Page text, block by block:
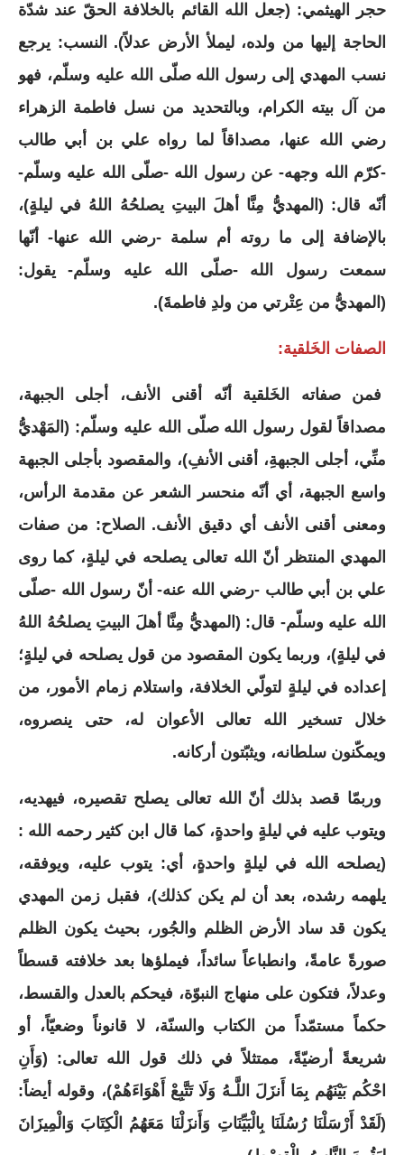
حجر الهيثمي: (جعل الله القائم بالخلافة الحقّ عند شدّة
الحاجة إليها من ولده، ليملأ الأرض عدلاً). النسب: يرجع
نسب المهدي إلى رسول الله صلّى الله عليه وسلّم، فهو
من آل بيته الكرام، وبالتحديد من نسل فاطمة الزهراء
رضي الله عنها، مصداقاً لما رواه علي بن أبي طالب
-كرّم الله وجهه- عن رسول الله -صلّى الله عليه وسلّم-
أنّه قال: (المهديُّ مِنَّا أهلَ البيتِ يصلحُهُ اللهُ في ليلةٍ)،
بالإضافة إلى ما روته أم سلمة -رضي الله عنها- أنّها
سمعت رسول الله -صلّى الله عليه وسلّم- يقول:
(المهديُّ من عِتْرتي من ولدِ فاطمةَ).
الصفات الخَلقية:
فمن صفاته الخَلقية أنّه أقنى الأنف، أجلى الجبهة،
مصداقاً لقول رسول الله صلّى الله عليه وسلّم: (المَهْديُّ
منِّي، أجلى الجبهةِ، أقنى الأنفِ)، والمقصود بأجلى الجبهة
واسع الجبهة، أي أنّه منحسر الشعر عن مقدمة الرأس،
ومعنى أقنى الأنف أي دقيق الأنف. الصلاح: من صفات
المهدي المنتظر أنّ الله تعالى يصلحه في ليلةٍ، كما روى
علي بن أبي طالب -رضي الله عنه- أنّ رسول الله -صلّى
الله عليه وسلّم- قال: (المهديُّ مِنَّا أهلَ البيتِ يصلحُهُ اللهُ
في ليلةٍ)، وربما يكون المقصود من قول يصلحه في ليلةٍ؛
إعداده في ليلةٍ لتولّي الخلافة، واستلام زمام الأمور، من
خلال تسخير الله تعالى الأعوان له، حتى ينصروه،
ويمكّنون سلطانه، ويثبّتون أركانه.
وربمّا قصد بذلك أنّ الله تعالى يصلح تقصيره، فيهديه،
ويتوب عليه في ليلةٍ واحدةٍ، كما قال ابن كثير رحمه الله :
(يصلحه الله في ليلةٍ واحدةٍ، أي: يتوب عليه، ويوفقه،
يلهمه رشده، بعد أن لم يكن كذلك)، فقبل زمن المهدي
يكون قد ساد الأرض الظلم والجُور، بحيث يكون الظلم
صورةً عامةً، وانطباعاً سائداً، فيملؤها بعد خلافته قسطاً
وعدلاً، فتكون على منهاج النبوّة، فيحكم بالعدل والقسط،
حكماً مستمّداً من الكتاب والسنّة، لا قانوناً وضعيّاً، أو
شريعةً أرضيّةً، ممتثلاً في ذلك قول الله تعالى: (وَأَنِ
احْكُم بَيْنَهُم بِمَا أَنزَلَ اللَّـهُ وَلَا تَتَّبِعْ أَهْوَاءَهُمْ)، وقوله أيضاً:
(لَقَدْ أَرْسَلْنَا رُسُلَنَا بِالْبَيِّنَاتِ وَأَنزَلْنَا مَعَهُمُ الْكِتَابَ وَالْمِيزَانَ